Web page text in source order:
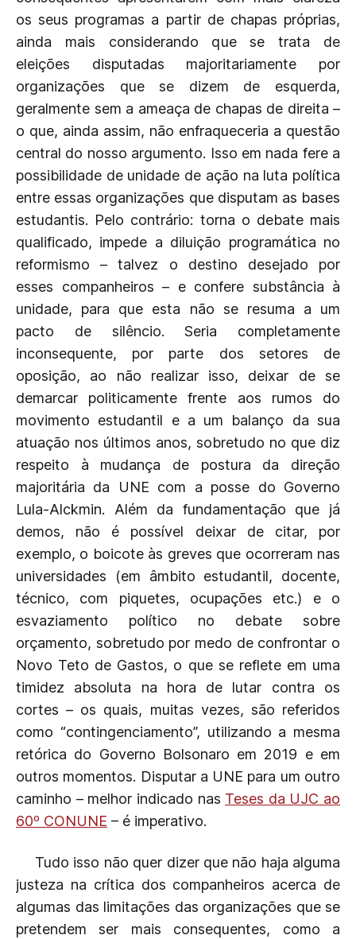
os seus programas a partir de chapas próprias,
ainda mais considerando que se trata de
eleições disputadas majoritariamente por
organizações que se dizem de esquerda,
geralmente sem a ameaça de chapas de direita –
o que, ainda assim, não enfraqueceria a questão
central do nosso argumento. Isso em nada fere a
possibilidade de unidade de ação na luta política
entre essas organizações que disputam as bases
estudantis. Pelo contrário: torna o debate mais
qualificado, impede a diluição programática no
reformismo – talvez o destino desejado por
esses companheiros – e confere substância à
unidade, para que esta não se resuma a um
pacto de silêncio. Seria completamente
inconsequente, por parte dos setores de
oposição, ao não realizar isso, deixar de se
demarcar politicamente frente aos rumos do
movimento estudantil e a um balanço da sua
atuação nos últimos anos, sobretudo no que diz
respeito à mudança de postura da direção
majoritária da UNE com a posse do Governo
Lula-Alckmin. Além da fundamentação que já
demos, não é possível deixar de citar, por
exemplo, o boicote às greves que ocorreram nas
universidades (em âmbito estudantil, docente,
técnico, com piquetes, ocupações etc.) e o
esvaziamento político no debate sobre
orçamento, sobretudo por medo de confrontar o
Novo Teto de Gastos, o que se reflete em uma
timidez absoluta na hora de lutar contra os
cortes – os quais, muitas vezes, são referidos
como “contingenciamento”, utilizando a mesma
retórica do Governo Bolsonaro em 2019 e em
outros momentos. Disputar a UNE para um outro
caminho – melhor indicado nas Teses da UJC ao
60º CONUNE – é imperativo.
Tudo isso não quer dizer que não haja alguma
justeza na crítica dos companheiros acerca de
algumas das limitações das organizações que se
pretendem ser mais consequentes, como a